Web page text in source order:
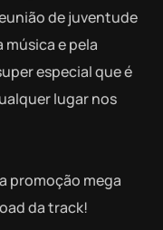
de juventude
música e pela
especial que é
lugar nos
promoção mega
da track!